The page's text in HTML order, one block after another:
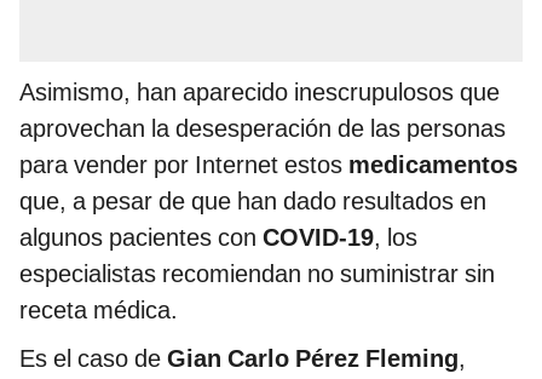
Asimismo, han aparecido inescrupulosos que
aprovechan la desesperación de las personas
para vender por Internet estos medicamentos
que, a pesar de que han dado resultados en
algunos pacientes con COVID-19, los
especialistas recomiendan no suministrar sin
receta médica.
Es el caso de Gian Carlo Pérez Fleming,